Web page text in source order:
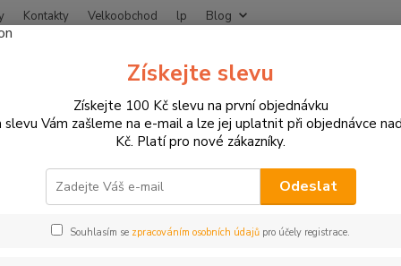
Kontakty Velkoobchod lp Blog
Hledat
Motodoplňky a příslušenství Proužky na ráfky Reflexní proužky na
proužky na ráfky
ráfku
Získejte slevu
Získejte 100 Kč slevu na první objednávku
slevu Vám zašleme na e-mail a lze jej uplatnit při objednávce
Kč. Platí pro nové zákazníky.
Odeslat
Souhlasím se zpracováním osobních údajů pro účely registrace.